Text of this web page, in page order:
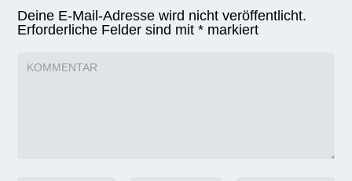
Deine E-Mail-Adresse wird nicht veröffentlicht.
Erforderliche Felder sind mit* markiert